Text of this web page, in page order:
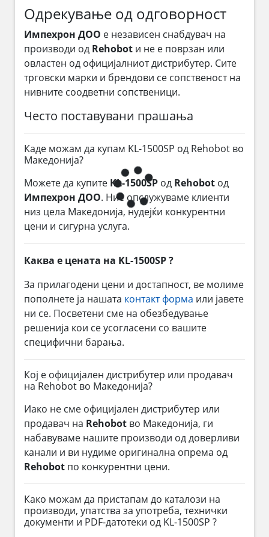
Одрекување од одговорност
Импехрон ДОО е независен снабдувач на
производи од Rehobot и не е поврзан или
овластен од официјалниот дистрибутер. Сите
трговски марки и брендови се сопственост на
нивните соодветни сопственици.
Често поставувани прашања
Каде можам да купам KL-1500SP од Rehobot во
Македонија?
Можете да купите KL-1500SP од Rehobot од
Импехрон ДОО. Ние опслужуваме клиенти
низ цела Македонија, нудејќи конкурентни
цени и сигурна услуга.
Каква е цената на KL-1500SP ?
За прилагодени цени и достапност, ве молиме
пополнете ја нашата контакт форма или јавете
ни се. Посветени сме на обезбедување
решенија кои се усогласени со вашите
специфични барања.
Кој е официјален дистрибутер или продавач
на Rehobot во Македонија?
Иако не сме официјален дистрибутер или
продавач на Rehobot во Македонија, ги
набавуваме нашите производи од доверливи
канали и ви нудиме оригинална опрема од
Rehobot по конкурентни цени.
Како можам да пристапам до каталози на
производи, упатства за употреба, технички
документи и PDF-датотеки од KL-1500SP ?